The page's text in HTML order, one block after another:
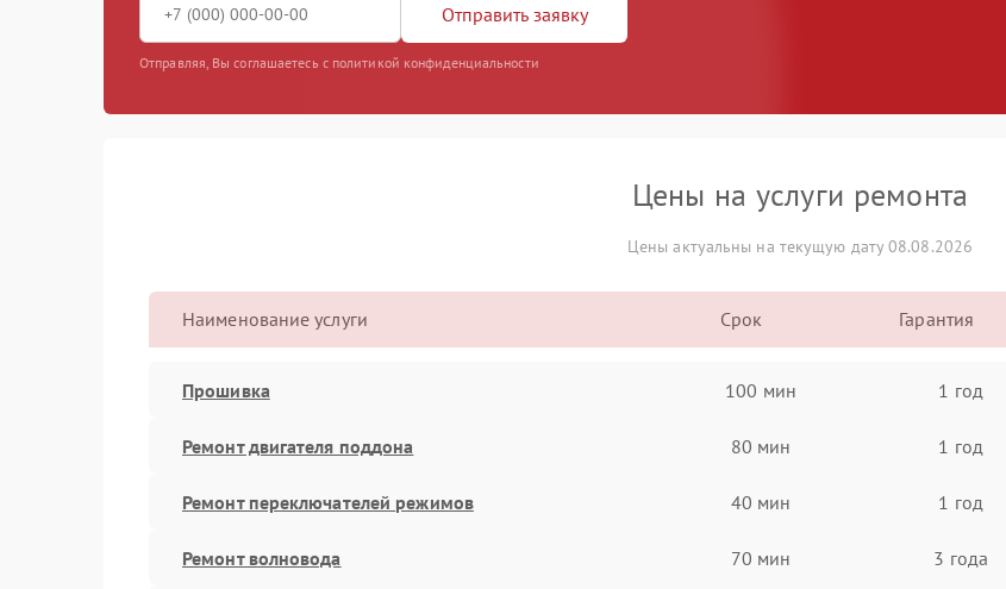
Отправить заявку
Отправляя, Вы соглашаетесь с политикой конфиденциальности
Цены на услуги ремонта
Цены актуальны на текущую дату 08.08.2026
Наименование услуги Срок Гарантия
Прошивка 100 мин 1 год
Ремонт двигателя поддона 80 мин 1 год
Ремонт переключателей режимов 40 мин 1 год
Ремонт волновода 70 мин 3 года